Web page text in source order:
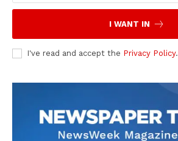
I WANT IN
I've read and accept the Privacy Policy.